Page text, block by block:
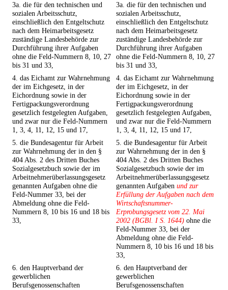
3a. die für den technischen und
sozialen Arbeitsschutz,
einschließlich den Entgeltschutz
nach dem Heimarbeitsgesetz
zuständige Landesbehörde zur
Durchführung ihrer Aufgaben
ohne die Feld-Nummern 8, 10, 27
bis 31 und 33,
3a. die für den technischen und
sozialen Arbeitsschutz,
einschließlich den Entgeltschutz
nach dem Heimarbeitsgesetz
zuständige Landesbehörde zur
Durchführung ihrer Aufgaben
ohne die Feld-Nummern 8, 10, 27
bis 31 und 33,
4. das Eichamt zur Wahrnehmung
der im Eichgesetz, in der
Eichordnung sowie in der
Fertigpackungsverordnung
gesetzlich festgelegten Aufgaben,
und zwar nur die Feld-Nummern
1, 3, 4, 11, 12, 15 und 17,
4. das Eichamt zur Wahrnehmung
der im Eichgesetz, in der
Eichordnung sowie in der
Fertigpackungsverordnung
gesetzlich festgelegten Aufgaben,
und zwar nur die Feld-Nummern
1, 3, 4, 11, 12, 15 und 17,
5. die Bundesagentur für Arbeit
zur Wahrnehmung der in den §
404 Abs. 2 des Dritten Buches
Sozialgesetzbuch sowie der im
Arbeitnehmerüberlassungsgesetz
genannten Aufgaben ohne die
Feld-Nummer 33, bei der
Abmeldung ohne die Feld-
Nummern 8, 10 bis 16 und 18 bis
33,
5. die Bundesagentur für Arbeit
zur Wahrnehmung der in den §
404 Abs. 2 des Dritten Buches
Sozialgesetzbuch sowie der im
Arbeitnehmerüberlassungsgesetz
genannten Aufgaben und zur
Erfüllung der Aufgaben nach dem
Wirtschaftsnummer-
Erprobungsgesetz vom 22. Mai
2002 (BGBl. I S. 1644) ohne die
Feld-Nummer 33, bei der
Abmeldung ohne die Feld-
Nummern 8, 10 bis 16 und 18 bis
33,
6. den Hauptverband der
gewerblichen
Berufsgenossenschaften
6. den Hauptverband der
gewerblichen
Berufsgenossenschaften